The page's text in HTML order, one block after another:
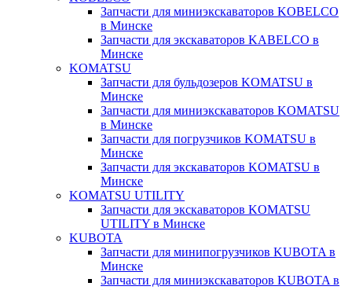
Запчасти для миниэкскаваторов KOBELCO
в Минске
Запчасти для экскаваторов KABELCO в
Минске
KOMATSU
Запчасти для бульдозеров KOMATSU в
Минске
Запчасти для миниэкскаваторов KOMATSU
в Минске
Запчасти для погрузчиков KOMATSU в
Минске
Запчасти для экскаваторов KOMATSU в
Минске
KOMATSU UTILITY
Запчасти для экскаваторов KOMATSU
UTILITY в Минске
KUBOTA
Запчасти для минипогрузчиков KUBOTA в
Минске
Запчасти для миниэкскаваторов KUBOTA в